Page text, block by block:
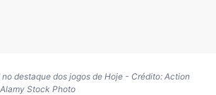
destaque dos jogos de Hoje - Crédito: Action
Stock Photo